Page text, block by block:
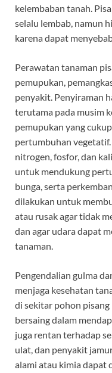
kelembaban tanah.
selalu lembab, namun
karena dapat
Perawatan tanaman
pemupukan,
penyakit. Penyiraman
terutama pada musim
pemupukan yang
pertumbuhan
nitrogen, fosfor, dan
untuk mendukung
bunga, serta
dilakukan untuk
atau rusak agar tidak
dan agar udara dapat
tanaman.
Pengendalian gulma
menjaga kesehatan
di sekitar pohon
bersaing dalam
juga rentan terhadap
ulat, dan penyakit
alami atau kimia dapat